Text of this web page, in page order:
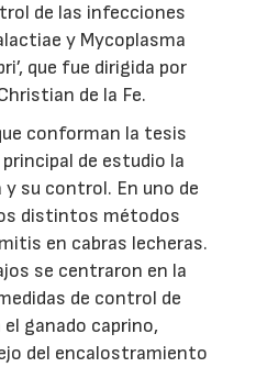
de las infecciones
y Mycoplasma
que fue dirigida por
de la Fe.
conforman la tesis
de estudio la
su control. En uno de
distintos métodos
en cabras lecheras.
se centraron en la
de control de
ganado caprino,
del encalostramiento